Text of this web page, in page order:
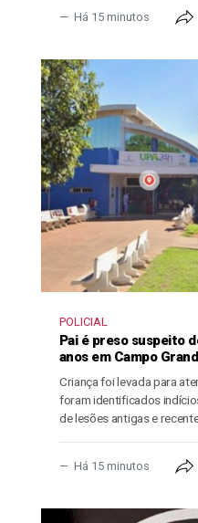
Há 15 minutos
POLICIAL
Pai é preso suspeito
anos em Campo
Criança foi levada para
foram identificados
de lesões antigas e
Há 15 minutos